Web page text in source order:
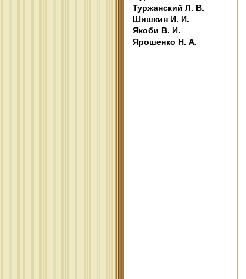
Туржанский Л. В.
Шишкин И. И.
Якоби В. И.
Ярошенко Н. А.